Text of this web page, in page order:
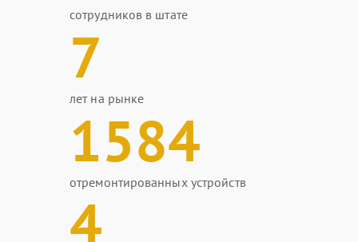
сотрудников в штате
7
лет на рынке
1584
отремонтированных устройств
4